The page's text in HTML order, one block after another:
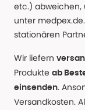
etc.) abweichen,
unter
stationären
Wir liefern
Produkte ab
einsenden.
Versandkosten.